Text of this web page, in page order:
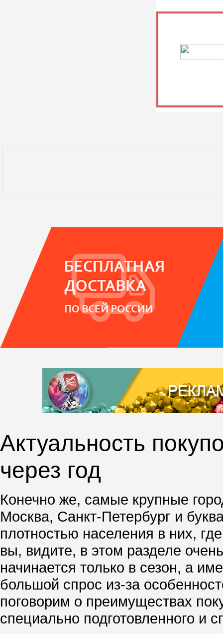
Актуальность
через год
Конечно же, самые крупные
Москва, Санкт-Петербург и
плотностью населения в них,
вы, видите, в этом разделе
начинается только в сезон, а
большой спрос из-за
поговорим о преимуществах
специально подготовленного и